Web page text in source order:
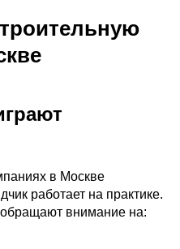
в Москве
работает на практике.
внимание на: